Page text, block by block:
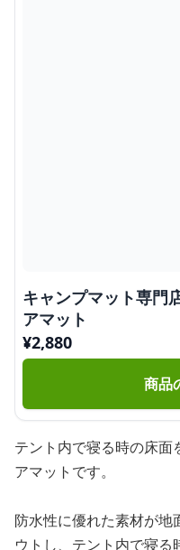
キャンプマット専門
アマット
¥2,880
商品
テント内で寝る時の床面
アマットです。
防水性に優れた素材が地
ウトし、テント内で寝る